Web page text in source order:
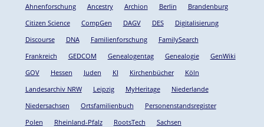
Ahnenforschung Ancestry Archion Berlin
Brandenburg
Citizen Science
CompGen DAGV DES
Digitalisierung
Discourse
DNA Familienforschung
FamilySearch
Frankreich
GEDCOM Genealogentag Genealogie
GenWiki
GOV
Hessen Juden KI Kirchenbücher
Köln
Landesarchiv NRW
Leipzig MyHeritage
Niederlande
Niedersachsen
Ortsfamilienbuch
Personenstandsregister
Polen
Rheinland-Pfalz RootsTech
Sachsen